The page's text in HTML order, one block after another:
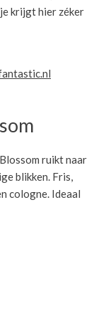
krijgt hier zéker
ruikt naar
blikken. Fris,
cologne. Ideaal